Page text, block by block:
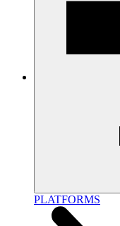
PLATFORMS